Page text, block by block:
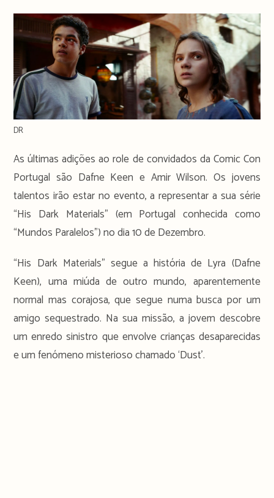
DR
As últimas adições ao role de convidados da Comic Con
Portugal são Dafne Keen e Amir Wilson. Os jovens
talentos irão estar no evento, a representar a sua série
“His Dark Materials” (em Portugal conhecida como
“Mundos Paralelos”) no dia 10 de Dezembro.
“His Dark Materials” segue a história de Lyra (Dafne
Keen), uma miúda de outro mundo, aparentemente
normal mas corajosa, que segue numa busca por um
amigo sequestrado. Na sua missão, a jovem descobre
um enredo sinistro que envolve crianças desaparecidas
e um fenómeno misterioso chamado ‘Dust’.